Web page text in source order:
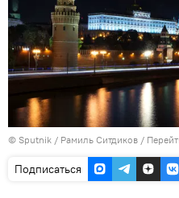
© Sputnik / Рамиль Ситдиков /
Подписаться